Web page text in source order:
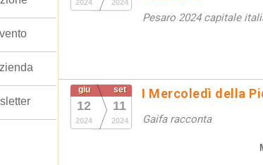
2024 2024
Pesaro 2024 capitale
giu
12
2024
set
11
2024
I Mercoledì della
Gaifa racconta